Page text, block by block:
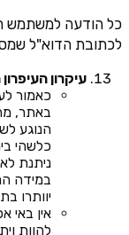
כל הודעה למשתמש
לכתובת הדוא"ל
עיקרון
כאמור
באתר,
הנוגע
כלשהי
ניתנת
במידה
יוותרו
אין באי
להוות